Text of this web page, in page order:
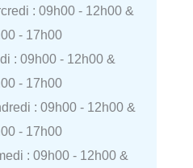
: 09h00 - 12h00 &
- 17h00
: 09h00 - 12h00 &
- 17h00
: 09h00 - 12h00 &
- 17h00
: 09h00 - 12h00 &